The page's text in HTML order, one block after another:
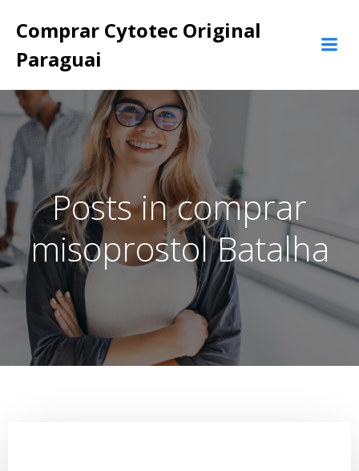
para
Comprar Cytotec Original
Paraguai
Posts in comprar
misoprostol Batalha